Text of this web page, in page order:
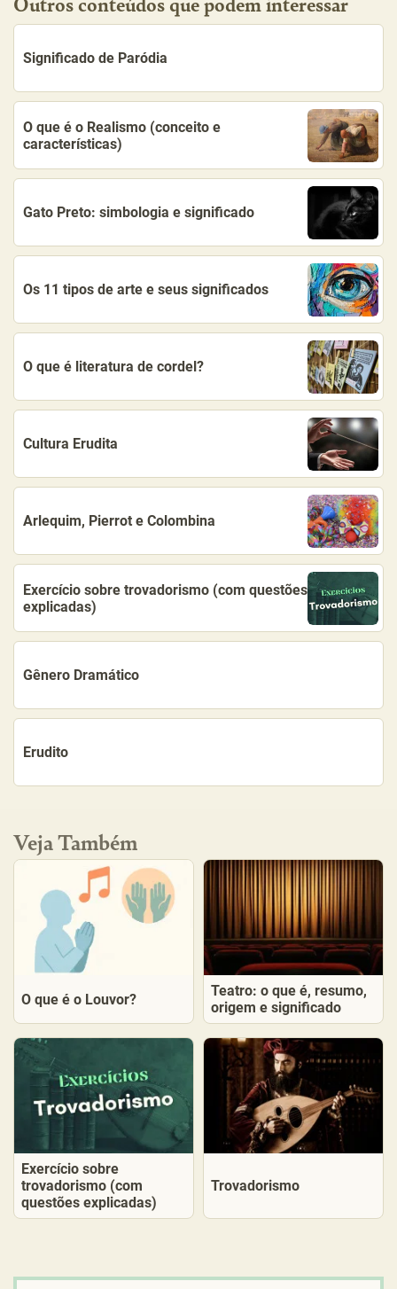
Significado de Paródia
O que é o Realismo (conceito e
características)
Gato Preto: simbologia e significado
Os 11 tipos de arte e seus significados
O que é literatura de cordel?
Cultura Erudita
Arlequim, Pierrot e Colombina
Exercício sobre trovadorismo (com questões
explicadas)
Gênero Dramático
Erudito
Veja Também
O que é o Louvor?
Teatro: o que é, resumo,
origem e significado
Exercício sobre
trovadorismo (com
questões explicadas)
Trovadorismo